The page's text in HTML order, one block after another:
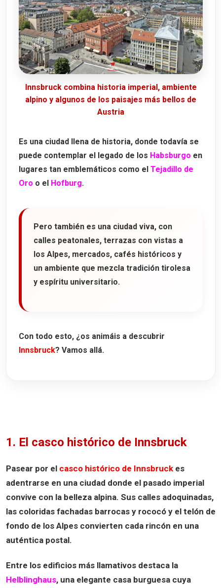
Innsbruck combina historia imperial, ambiente
alpino y algunos de los paisajes más bellos de
Austria
Es una ciudad llena de historia, donde todavía se
puede contemplar el legado de los Habsburgo en
lugares tan emblemáticos como el Tejadillo de
Oro o el Hofburg.
Pero también es una ciudad viva, con
calles peatonales, terrazas con vistas a
los Alpes, mercados, cafés históricos y
un ambiente que mezcla tradición tirolesa
y espíritu universitario.
Con todo esto, ¿os animáis a descubrir
Innsbruck? Vamos allá.
1. El casco histórico de Innsbruck
Pasear por el casco histórico de Innsbruck es
adentrarse en una ciudad donde el pasado imperial
convive con la belleza alpina. Sus calles adoquinadas,
las coloridas fachadas barrocas y rococó y el telón de
fondo de los Alpes convierten cada rincón en una
auténtica postal.
Entre los edificios más llamativos destaca la
Helblinghaus, una elegante casa burguesa cuya